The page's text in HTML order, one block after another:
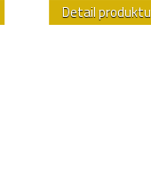
Detail produktu